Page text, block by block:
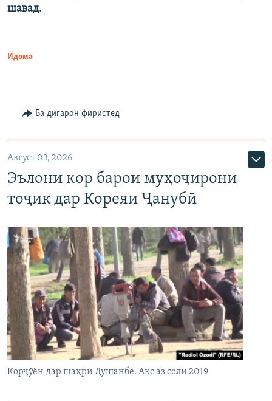
шавад.
Идома
Ба дигарон фиристед
Август 03, 2026
Эълони кор барои муҳоҷирони
тоҷик дар Кореяи Ҷанубӣ
Корҷӯён дар шаҳри Душанбе. Акс аз соли 2019